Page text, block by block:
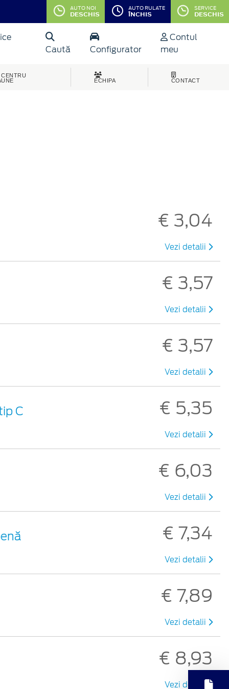
AUTO NOI
DESCHIS
AUTO RULATE
ÎNCHIS
SERVICE
DESCHIS
Caută Configurator
Contul
meu
CENTRU
ECHIPA CONTACT
€ 3,04
Vezi detalii
€ 3,57
Vezi detalii
€ 3,57
Vezi detalii
C € 5,35
Vezi detalii
€ 6,03
Vezi detalii
€ 7,34
Vezi detalii
€ 7,89
Vezi detalii
€ 8,93
Vezi detalii